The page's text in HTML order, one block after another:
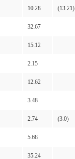
10.28 (13.21)
32.67
15.12
2.15
12.62
3.48
2.74 (3.0)
5.68
35.24